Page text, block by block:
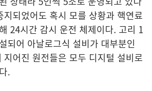
지되었어도 혹시 모를 상황과 핵연료
24시간 감시 운전 체제이다. 고리 1
되어 아날로그식 설비가 대부분인
지어진 원전들은 모두 디지털 설비로
.